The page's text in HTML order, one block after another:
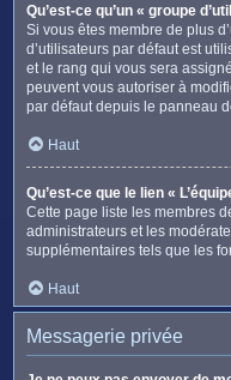
Qu’est-ce qu’un « groupe
Si vous êtes membre de plus
d’utilisateurs par défaut est
et le rang qui vous sera
peuvent vous autoriser à
par défaut depuis le panneau
Haut
Qu’est-ce que le lien «
Cette page liste les membres
administrateurs et les
supplémentaires tels que les
Haut
Messagerie privée